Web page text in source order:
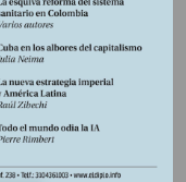
CATEGORÍA
2026